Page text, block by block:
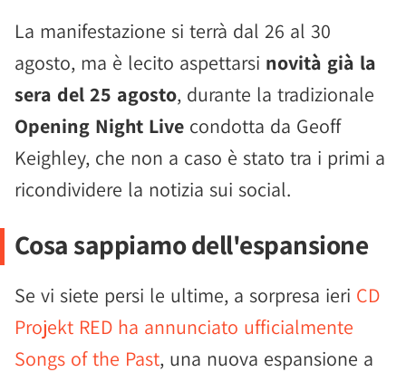
La manifestazione si terrà dal 26 al 30
agosto, ma è lecito aspettarsi novità già la
sera del 25 agosto, durante la tradizionale
Opening Night Live condotta da Geoff
Keighley, che non a caso è stato tra i primi a
ricondividere la notizia sui social.
Cosa sappiamo dell'espansione
Se vi siete persi le ultime, a sorpresa ieri CD
Projekt RED ha annunciato ufficialmente
Songs of the Past, una nuova espansione a